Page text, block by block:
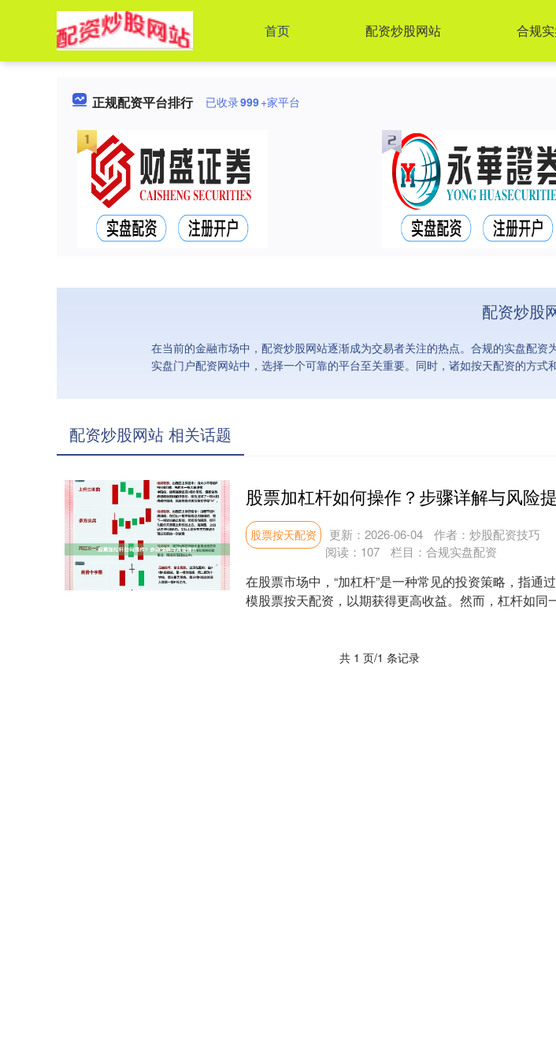
首页 配资炒股网站 合规
正规配资平台排行 已收录999+家平台
配资炒股
在当前的金融市场中，配资炒股网站逐渐成为交易者关注的热点。合规的实盘配
实盘门户配资网站中，选择一个可靠的平台至关重要。同时，诸如按天配资的方式
配资炒股网站 相关话题
股票加杠杆如何操作？步骤详解与风险
股票按天配资 更新：2026-06-04
作者：炒股配资技巧
阅读： 107 栏目： 合规实盘配资
在股票市场中，“加杠杆”是一种常见的投资策略，指通
模股票按天配资，以期获得更高收益。然而，杠杆如同
共 1 页/1 条记录